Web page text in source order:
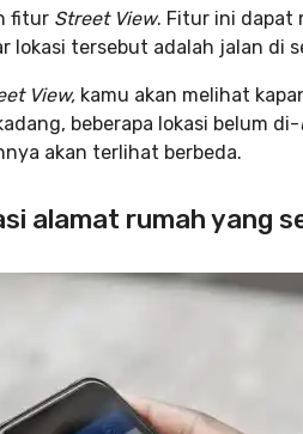
fitur Street View. Fitur ini dapat
lokasi tersebut adalah jalan di
View, kamu akan melihat
beberapa lokasi belum di-
akan terlihat berbeda.
alamat rumah yang